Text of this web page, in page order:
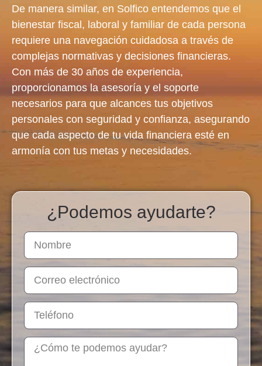
De manera similar, en Solfico entendemos que el
bienestar fiscal, laboral y familiar de cada persona
requiere una navegación cuidadosa a través de
complejas normativas y decisiones financieras.
Con más de 30 años de experiencia,
proporcionamos la asesoría y el soporte
necesarios para que alcances tus objetivos
personales con seguridad y confianza, asegurando
que cada aspecto de tu vida financiera esté en
armonía con tus metas y necesidades.
¿Podemos ayudarte?